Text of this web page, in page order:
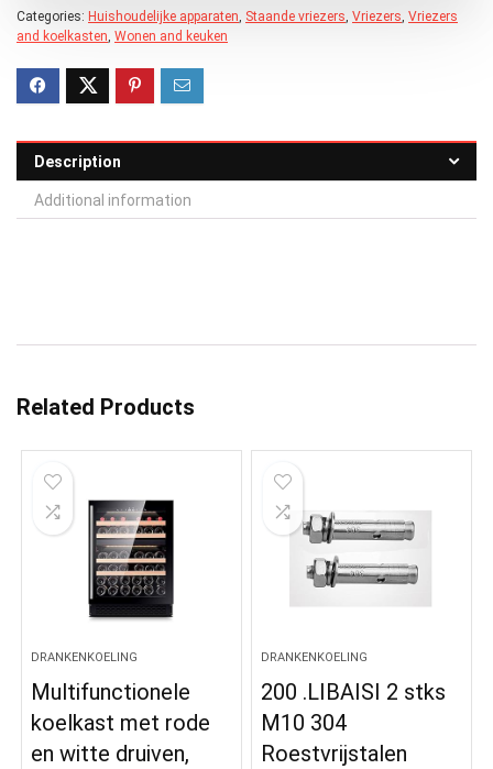
Categories: Huishoudelijke apparaten Staande vriezers Vriezers Vriezers
and koelkasten Wonen and keuken
Description
Additional information
Related Products
DRANKENKOELING
Multifunctionele
koelkast met rode
en witte druiven,
DRANKENKOELING
200 .LIBAISI 2 stks
M10 304
Roestvrijstalen